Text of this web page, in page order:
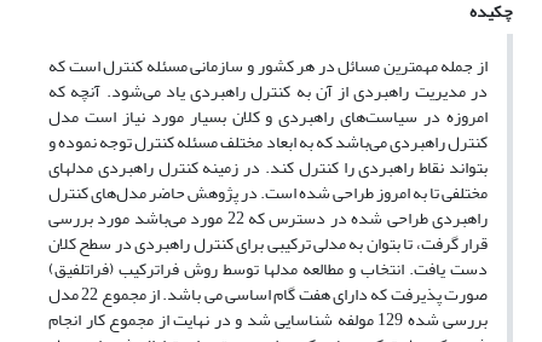
چکیده
از جمله مهمترین مسائل در هر کشور و سازمانی مسئله کنترل است که
در مدیریت راهبردی از آن به کنترل راهبردی یاد می‌شود. آنچه که
امروزه در سیاست‌های راهبردی و کلان بسیار مورد نیاز است مدل
کنترل راهبردی می‌باشد که به ابعاد مختلف مسئله کنترل توجه نموده و
بتواند نقاط راهبردی را کنترل کند. در زمینه کنترل راهبردی مدلهای
مختلفی تا به امروز طراحی شده است. در پژوهش حاضر مدل‌های کنترل
راهبردی طراحی شده در دسترس که 22 مورد می‌باشد مورد بررسی
قرار گرفت، تا بتوان به مدلی ترکیبی برای کنترل راهبردی در سطح کلان
دست یافت. انتخاب و مطالعه مدلها توسط روش فراترکیب (فراتلفیق)
صورت پذیرفت که دارای هفت گام اساسی می باشد. از مجموع 22 مدل‌
بررسی شده 129 مولفه شناسایی شد و در نهایت از مجموع کار انجام